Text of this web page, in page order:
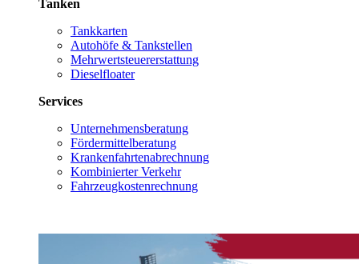
Tanken
Tankkarten
Autohöfe & Tankstellen
Mehrwertsteuererstattung
Dieselfloater
Services
Unternehmensberatung
Fördermittelberatung
Krankenfahrtenabrechnung
Kombinierter Verkehr
Fahrzeugkostenrechnung